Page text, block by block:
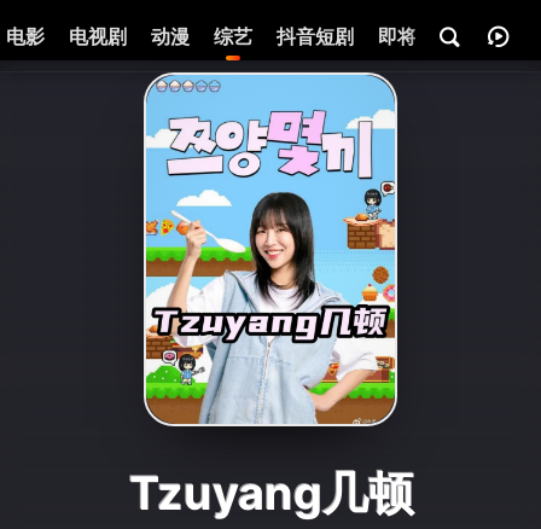
电影 电视剧 动漫 综艺 抖音短剧 即将热映 资讯
Tzuyang几顿